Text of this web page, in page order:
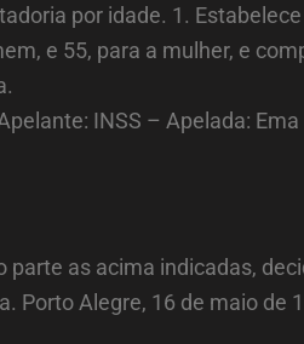
por idade. 1.
e 55, para a mulher, e
INSS – Apelada:
as acima indicadas,
Alegre, 16 de maio de